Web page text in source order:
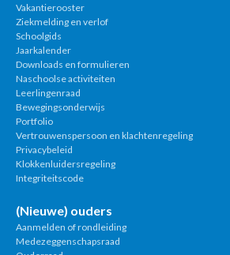
Vakantierooster
Ziekmelding en verlof
Schoolgids
Jaarkalender
Downloads en formulieren
Naschoolse activiteiten
Leerlingenraad
Bewegingsonderwijs
Portfolio
Vertrouwenspersoon en klachtenregeling
Privacybeleid
Klokkenluidersregeling
Integriteitscode
(Nieuwe) ouders
Aanmelden of rondleiding
Medezeggenschapsraad